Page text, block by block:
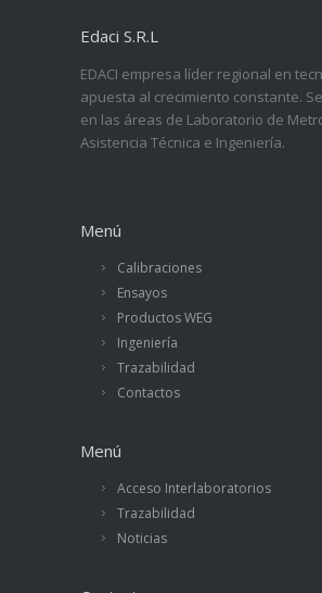
Edaci S.R.L
EDACI empresa líder regional en
apuesta al crecimiento constante.
en las áreas de Laboratorio de
Asistencia Técnica e Ingeniería.
Menú
Calibraciones
Ensayos
Productos WEG
Ingeniería
Trazabilidad
Contactos
Menú
Acceso Interlaboratorios
Trazabilidad
Noticias